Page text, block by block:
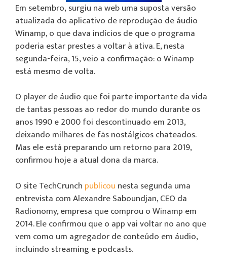
Em setembro, surgiu na web uma suposta versão
atualizada do aplicativo de reprodução de áudio
Winamp, o que dava indícios de que o programa
poderia estar prestes a voltar à ativa. E, nesta
segunda-feira, 15, veio a confirmação: o Winamp
está mesmo de volta.
O player de áudio que foi parte importante da vida
de tantas pessoas ao redor do mundo durante os
anos 1990 e 2000 foi descontinuado em 2013,
deixando milhares de fãs nostálgicos chateados.
Mas ele está preparando um retorno para 2019,
confirmou hoje a atual dona da marca.
O site TechCrunch publicou nesta segunda uma
entrevista com Alexandre Saboundjan, CEO da
Radionomy, empresa que comprou o Winamp em
2014. Ele confirmou que o app vai voltar no ano que
vem como um agregador de conteúdo em áudio,
incluindo streaming e podcasts.